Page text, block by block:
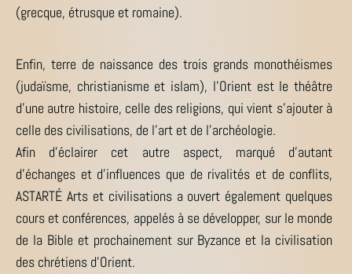
(grecque, étrusque et romaine).
Enfin, terre de naissance des trois grands monothéismes
(judaïsme, christianisme et islam), l’Orient est le théâtre
d’une autre histoire, celle des religions, qui vient s’ajouter à
celle des civilisations, de l’art et de l’archéologie.
Afin d’éclairer cet autre aspect, marqué d’autant
d’échanges et d’influences que de rivalités et de conflits,
ASTARTÉ Arts et civilisations a ouvert également quelques
cours et conférences, appelés à se développer, sur le monde
de la Bible et prochainement sur Byzance et la civilisation
des chrétiens d’Orient.